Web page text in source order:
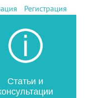
Регистрация
Статьи и